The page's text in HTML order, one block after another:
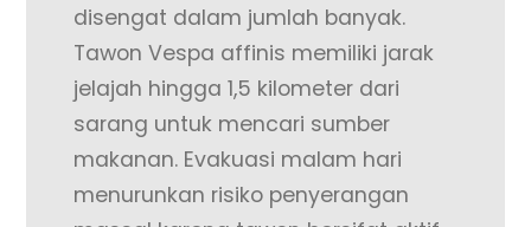
disengat dalam jumlah banyak.
Tawon Vespa affinis memiliki jarak
jelajah hingga 1,5 kilometer dari
sarang untuk mencari sumber
makanan. Evakuasi malam hari
menurunkan risiko penyerangan